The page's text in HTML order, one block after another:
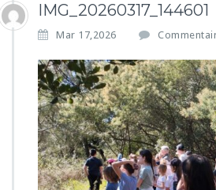
IMG_20260317_144601
Mar 17,2026